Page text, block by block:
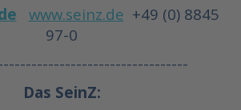
www.seinz.de +49 (0) 8845
97-0
Das SeinZ: